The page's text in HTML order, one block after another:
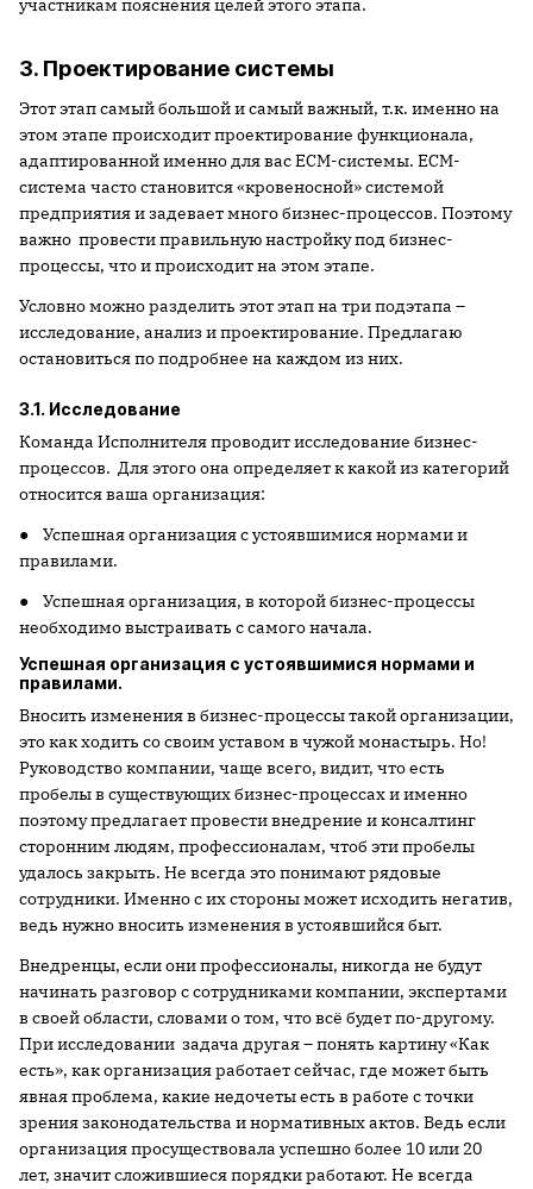
участникам пояснения целей этого этапа.
3. Проектирование системы
Этот этап самый большой и самый важный, т.к. именно на
этом этапе происходит проектирование функционала,
адаптированной именно для вас ECM-системы. ECM-
система часто становится «кровеносной» системой
предприятия и задевает много бизнес-процессов. Поэтому
важно провести правильную настройку под бизнес-
процессы, что и происходит на этом этапе.
Условно можно разделить этот этап на три подэтапа –
исследование, анализ и проектирование. Предлагаю
остановиться по подробнее на каждом из них.
3.1. Исследование
Команда Исполнителя проводит исследование бизнес-
процессов. Для этого она определяет к какой из категорий
относится ваша организация:
● Успешная организация с устоявшимися нормами и
правилами.
● Успешная организация, в которой бизнес-процессы
необходимо выстраивать с самого начала.
Успешная организация с устоявшимися нормами и
правилами.
Вносить изменения в бизнес-процессы такой организации,
это как ходить со своим уставом в чужой монастырь. Но!
Руководство компании, чаще всего, видит, что есть
пробелы в существующих бизнес-процессах и именно
поэтому предлагает провести внедрение и консалтинг
сторонним людям, профессионалам, чтоб эти пробелы
удалось закрыть. Не всегда это понимают рядовые
сотрудники. Именно с их стороны может исходить негатив,
ведь нужно вносить изменения в устоявшийся быт.
Внедренцы, если они профессионалы, никогда не будут
начинать разговор с сотрудниками компании, экспертами
в своей области, словами о том, что всё будет по-другому.
При исследовании задача другая – понять картину «Как
есть», как организация работает сейчас, где может быть
явная проблема, какие недочеты есть в работе с точки
зрения законодательства и нормативных актов. Ведь если
организация просуществовала успешно более 10 или 20
лет, значит сложившиеся порядки работают. Не всегда